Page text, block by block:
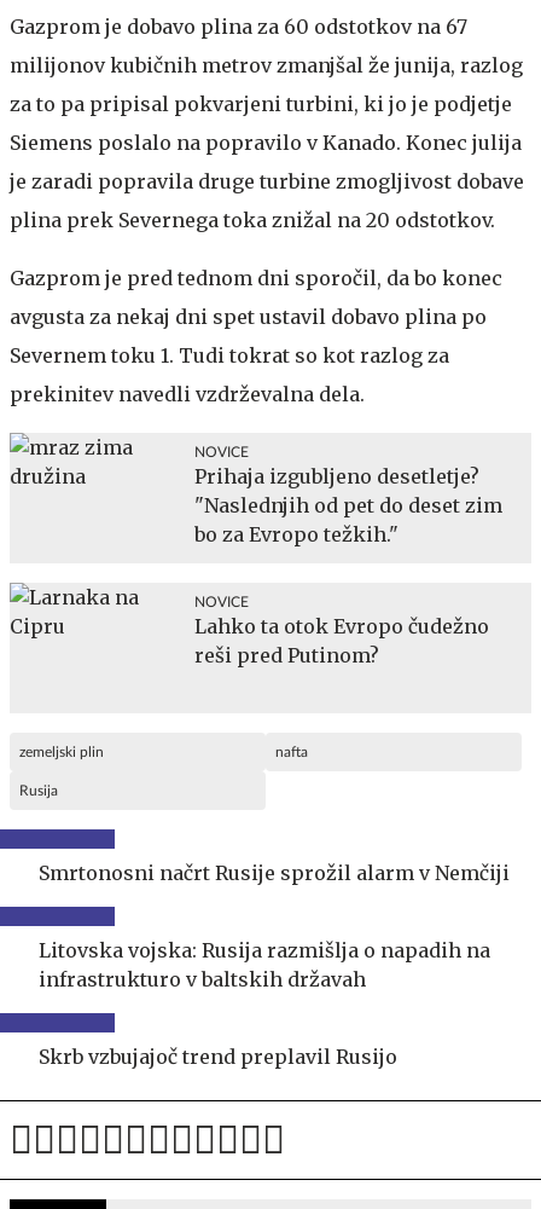
Gazprom je dobavo plina za 60 odstotkov na 67
milijonov kubičnih metrov zmanjšal že junija, razlog
za to pa pripisal pokvarjeni turbini, ki jo je podjetje
Siemens poslalo na popravilo v Kanado. Konec julija
je zaradi popravila druge turbine zmogljivost dobave
plina prek Severnega toka znižal na 20 odstotkov.
Gazprom je pred tednom dni sporočil, da bo konec
avgusta za nekaj dni spet ustavil dobavo plina po
Severnem toku 1. Tudi tokrat so kot razlog za
prekinitev navedli vzdrževalna dela.
NOVICE
Prihaja izgubljeno desetletje?
"Naslednjih od pet do deset zim
bo za Evropo težkih."
NOVICE
Lahko ta otok Evropo čudežno
reši pred Putinom?
zemeljski plin nafta
Rusija
Smrtonosni načrt Rusije sprožil alarm v Nemčiji
Litovska vojska: Rusija razmišlja o napadih na
infrastrukturo v baltskih državah
Skrb vzbujajoč trend preplavil Rusijo